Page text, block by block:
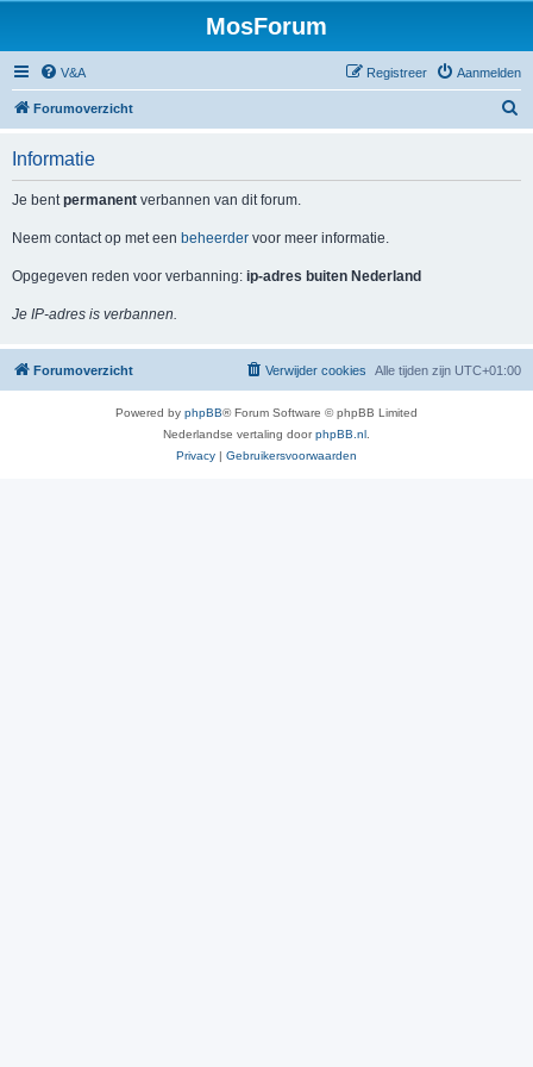
MosForum
V&A Aanmelden
Registreer
Forumoverzicht
Informatie
Je bentpermanent verbannen van dit forum.
Neem contact op met een beheerder voor meer informatie.
Opgegeven reden voor verbanning: ip-adres buiten Nederland
Je IP-adres is verbannen.
Forumoverzicht Alle tijden zijn UTC+01:00
Verwijder cookies
Powered by phpBB® Forum Software © phpBB Limited
Nederlandse vertaling doorphpBB.nl
Privacy | Gebruikersvoorwaarden